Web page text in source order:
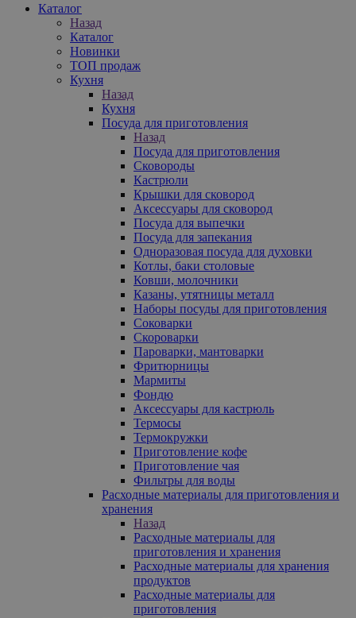
Каталог
Назад
Каталог
Новинки
ТОП продаж
Кухня
Назад
Кухня
Посуда для приготовления
Назад
Посуда для приготовления
Сковороды
Кастрюли
Крышки для сковород
Аксессуары для сковород
Посуда для выпечки
Посуда для запекания
Одноразовая посуда для духовки
Котлы, баки столовые
Ковши, молочники
Казаны, утятницы металл
Наборы посуды для приготовления
Соковарки
Скороварки
Пароварки, мантоварки
Фритюрницы
Мармиты
Фондю
Аксессуары для кастрюль
Термосы
Термокружки
Приготовление кофе
Приготовление чая
Фильтры для воды
Расходные материалы для приготовления и
хранения
Назад
Расходные материалы для
приготовления и хранения
Расходные материалы для хранения
продуктов
Расходные материалы для
приготовления